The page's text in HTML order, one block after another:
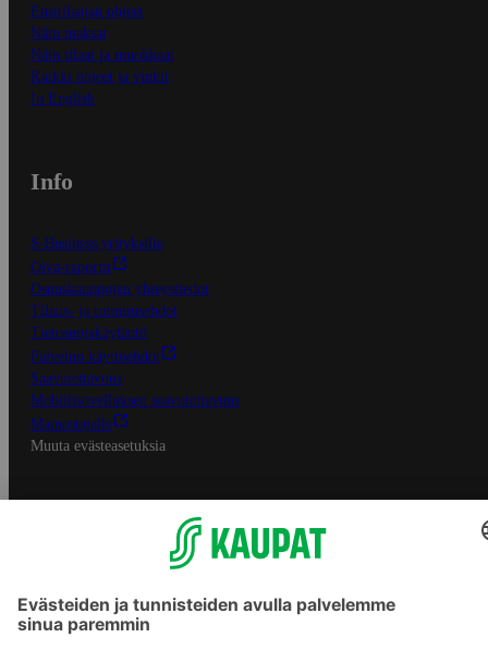
Ensitilaajan ohjeet
Näin maksat
Näin tilaat ja muokkaat
Kaikki ohjeet ja vinkit
In English
Info
S-Business yrityksille
Oiva-raportit
Osuuskauppojen yhteystiedot
Tilaus- ja toimitusehdot
Tietosuojakäytäntö
Palvelun käyttöehdot
Saavutettavuus
Mobiilisovelluksen saavutettavuus
Mainostajalle
Muuta evästeasetuksia
S-ryhmän palvelut
Asiakasomistajuus
Yhteishyvä Ruoka -sovellus